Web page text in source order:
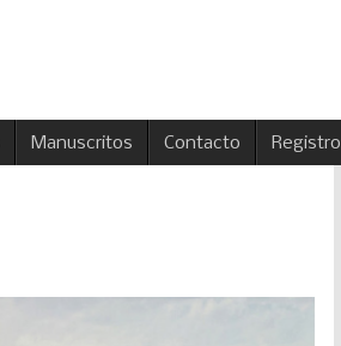
Manuscritos Contacto Registro